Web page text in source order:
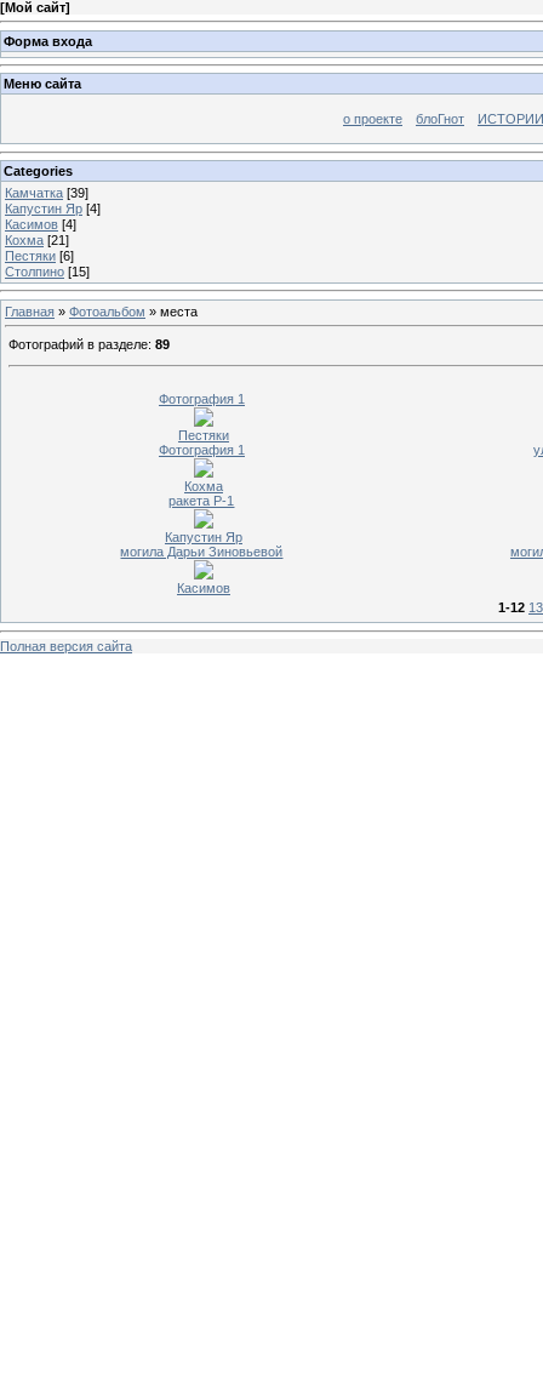
[Мой сайт]
Форма входа
Меню сайта
о проекте блоГнот
Categories
Камчатка [39]
Капустин Яр [4]
Касимов [4]
Кохма [21]
Пестяки [6]
Столпино [15]
Главная » Фотоальбом » места
Фотографий в разделе: 89
Фотография 1
Пестяки
Фотография 1
Кохма
ракета Р-1
Капустин Яр
могила Дарьи Зиновьевой
Касимов
1-12
Полная версия сайта